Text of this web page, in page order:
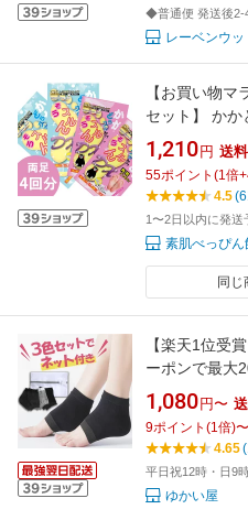
◆普通便 発送後2-
レーベンウッ
【お買い物
セット】 かか
分） ローズ2
角質除去 フ
するんDX 角
かとケア 足の
1,210 円 送
55ポイント (1倍+
4.5
1〜2日以内に発
素肌べっぴん
同じ
【楽天1位受
ーポンで最大
かと 靴下 か
カバー かか
対策 角質ケア
1,080 円〜
9ポイント (1倍)〜
4.65
平日祝12時・日9
ゆかい屋